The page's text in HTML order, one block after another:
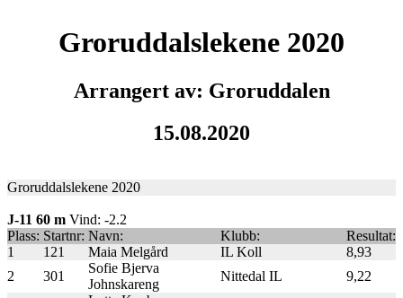
Groruddalslekene 2020
Arrangert av: Groruddalen
15.08.2020
Groruddalslekene 2020
J-11 60 m Vind: -2.2
Plass: Startnr: Navn: Klubb:
Resultat:
1
121 Maia Melgård IL Koll
8,93
2
301
Sofie Bjerva
Johnskareng
Nittedal IL 9,22